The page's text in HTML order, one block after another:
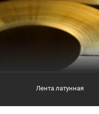
Лента латунная